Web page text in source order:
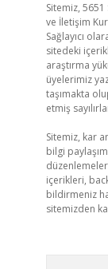
Sitemiz, 5651
ve İletişim
Sağlayıcı
sitedeki
araştırma
üyelerimiz
taşımakta
etmiş
Sitemiz, kar
bilgi
içerikleri,
bildirmeniz
sitemizden